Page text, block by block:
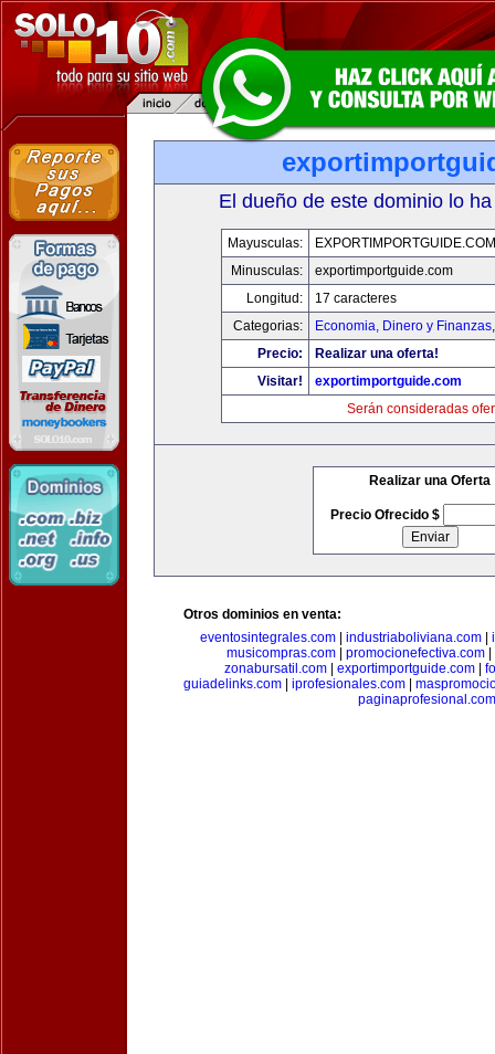
El dueño de este dominio lo
Mayusculas:
EXPORTIMPORTGUIDE.COM
Minusculas:
exportimportguide.com
Longitud:
17 caracteres
Categorias:
Economia, Dinero y Finanzas
Precio:
Realizar una oferta!
Visitar!
exportimportguide.com
Serán consideradas
Realizar una Oferta
Precio Ofrecido $
Otros dominios en venta:
eventosintegrales.com| industriaboliviana.com|
musicompras.com
promocionefectiva.com
zonabursatil.com
exportimportguide.com
guiadelinks.com
iprofesionales.com
paginaprofesional.com